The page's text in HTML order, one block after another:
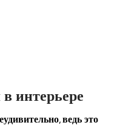
интерьере
ведь это